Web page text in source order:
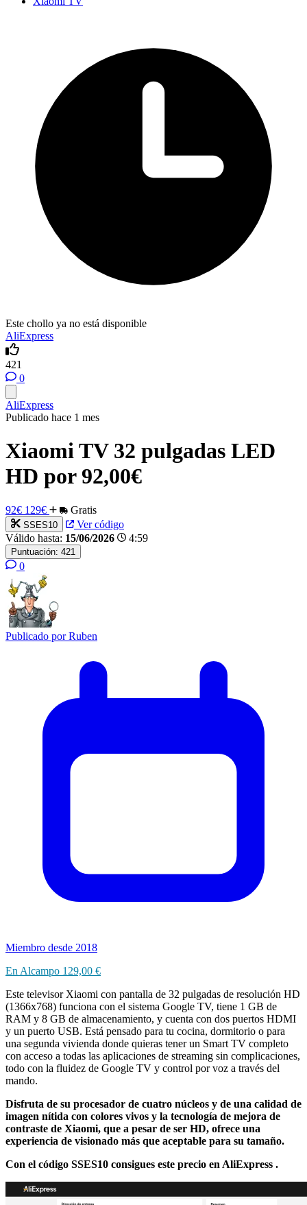
Este chollo ya no está disponible
AliExpress
421
0
AliExpress
Publicado hace 1 mes
Xiaomi TV 32 pulgadas LED
HD por 92,00€
92€ 129€ Gratis
SSES10
Ver código
Válido hasta: 15/06/2026 4:59
Puntuación: 421
0
Publicado porRuben
Miembro desde 2018
En Alcampo 129,00 €
Este televisor Xiaomi con pantalla de 32 pulgadas de resolución HD
(1366x768) funciona con el sistema Google TV, tiene 1 GB de
RAM y 8 GB de almacenamiento, y cuenta con dos puertos HDMI
y un puerto USB. Está pensado para tu cocina, dormitorio o para
una segunda vivienda donde quieras tener un Smart TV completo
con acceso a todas las aplicaciones de streaming sin complicaciones,
todo con la fluidez de Google TV y control por voz a través del
mando.
Disfruta de su procesador de cuatro núcleos y de una calidad de
imagen nítida con colores vivos y la tecnología de mejora de
contraste de Xiaomi, que a pesar de ser HD, ofrece una
experiencia de visionado más que aceptable para su tamaño.
Con el código SSES10 consigues este precio en AliExpress .